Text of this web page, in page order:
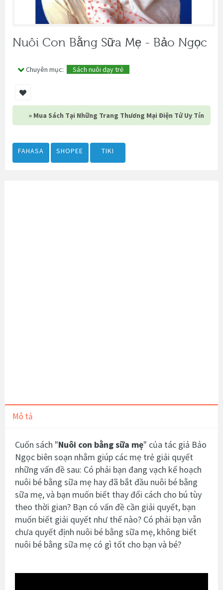
Nuôi Con Bằng Sữa Mẹ - Bảo Ngọc
Chuyên mục: Sách nuôi dạy trẻ
» Mua Sách Tại Những Trang Thương Mại Điện Tử Uy Tín
FAHASA SHOPEE TIKI
Mô tả
Cuốn sách "Nuôi con bằng sữa mẹ" của tác giả Bảo
Ngọc biên soạn nhằm giúp các mẹ trẻ giải quyết
những vấn đề sau: Có phải bạn đang vạch kế hoạch
nuôi bé bằng sữa mẹ hay đã bắt đầu nuôi bé bằng
sữa mẹ, và bạn muốn biết thay đổi cách cho bú tùy
theo thời gian? Bạn có vấn đề cần giải quyết, bạn
muốn biết giải quyết như thế nào? Có phải bạn vẫn
chưa quyết định nuôi bé bằng sữa mẹ, không biết
nuôi bé bằng sữa mẹ có gì tốt cho bạn và bé?